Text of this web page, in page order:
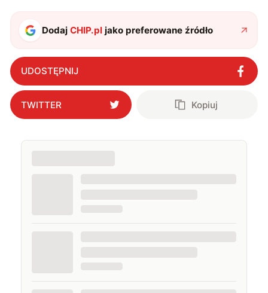
także uprawiać oraz oglądać sport.
DodajCHIP.pl jako preferowane źródło
UDOSTĘPNIJ
TWITTER Kopiuj